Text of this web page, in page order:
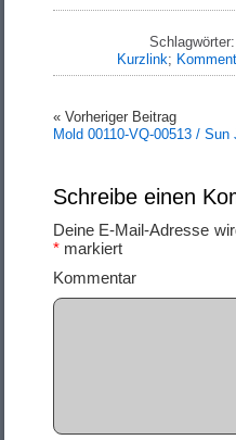
Schlagwörter:
Kurzlink;
« Vorheriger Beitrag
Mold 00110-VQ-00513 / Sun
Schreibe einen
Deine E-Mail-Adresse
* markiert